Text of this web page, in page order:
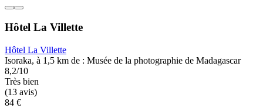
Hôtel La Villette
Hôtel La Villette
Isoraka, à 1,5 km de : Musée de la photographie de Madagascar
8,2/10
Très bien
(13 avis)
84 €